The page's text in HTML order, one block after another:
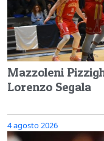
Mazzoleni
Lorenzo Segala
4 agosto 2026